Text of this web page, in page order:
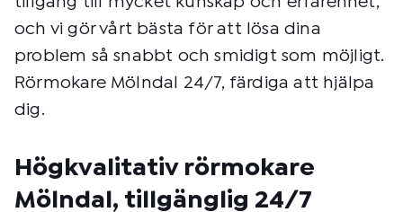
och vi gör vårt bästa för att lösa dina
problem så snabbt och smidigt som möjligt.
Rörmokare Mölndal 24/7, färdiga att hjälpa
dig.
Högkvalitativ rörmokare
Mölndal, tillgänglig 24/7